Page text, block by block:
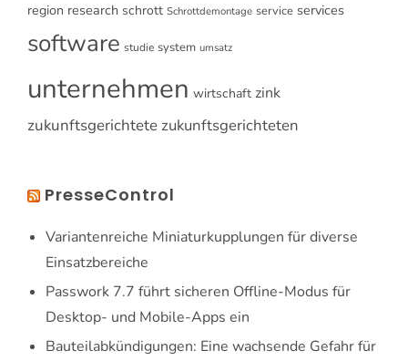
region research schrott Schrottdemontage service services
software studie system umsatz
unternehmen wirtschaft zink
zukunftsgerichtete zukunftsgerichteten
PresseControl
Variantenreiche Miniaturkupplungen für diverse
Einsatzbereiche
Passwork 7.7 führt sicheren Offline-Modus für
Desktop- und Mobile-Apps ein
Bauteilabkündigungen: Eine wachsende Gefahr für